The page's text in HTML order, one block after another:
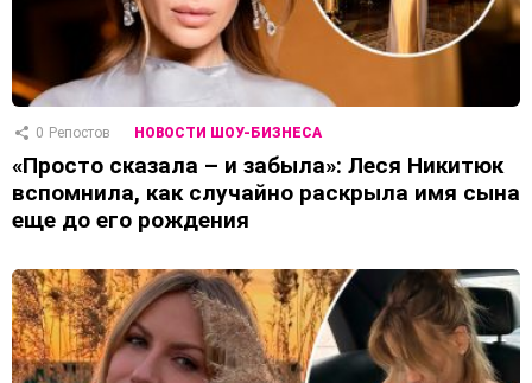
0 Репостов НОВОСТИ ШОУ-БИЗНЕСА
«Просто сказала – и забыла»: Леся Никитюк
вспомнила, как случайно раскрыла имя сына
еще до его рождения